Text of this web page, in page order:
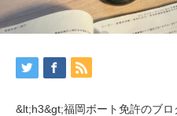
&lt;h3&gt;福岡ボート免許のブ